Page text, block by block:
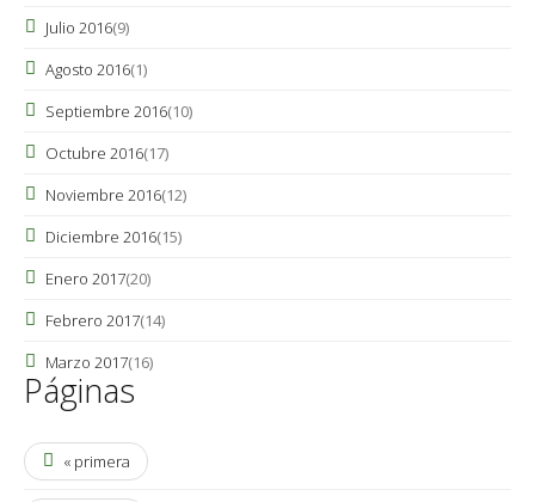
Julio 2016(9)
Agosto 2016(1)
Septiembre 2016(10)
Octubre 2016(17)
Noviembre 2016(12)
Diciembre 2016(15)
Enero 2017(20)
Febrero 2017(14)
Marzo 2017(16)
Páginas
« primera